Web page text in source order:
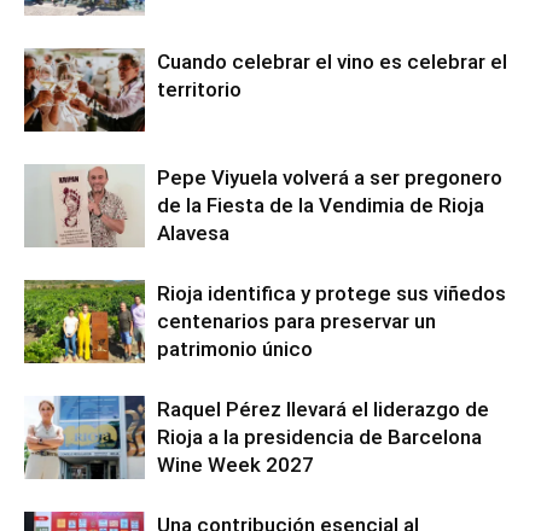
Cuando celebrar el vino es celebrar el
territorio
Pepe Viyuela volverá a ser pregonero
de la Fiesta de la Vendimia de Rioja
Alavesa
Rioja identifica y protege sus viñedos
centenarios para preservar un
patrimonio único
Raquel Pérez llevará el liderazgo de
Rioja a la presidencia de Barcelona
Wine Week 2027
Una contribución esencial al